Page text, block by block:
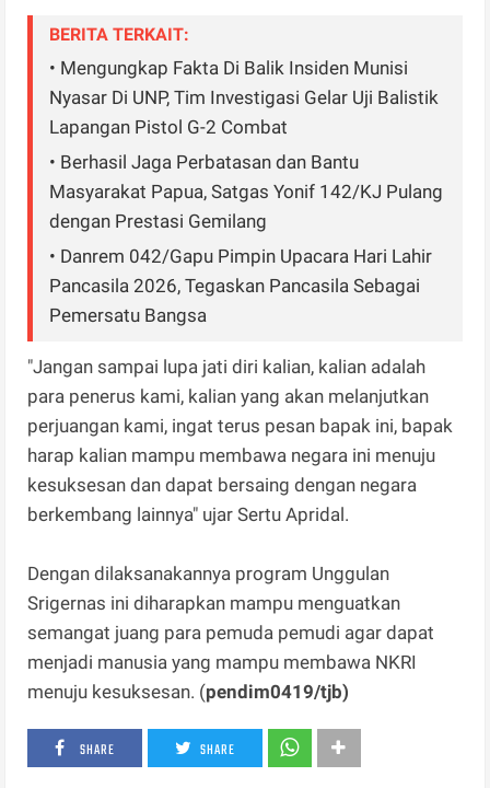
BERITA TERKAIT:
• Mengungkap Fakta Di Balik Insiden Munisi
Nyasar Di UNP, Tim Investigasi Gelar Uji Balistik
Lapangan Pistol G-2 Combat
• Berhasil Jaga Perbatasan dan Bantu
Masyarakat Papua, Satgas Yonif 142/KJ Pulang
dengan Prestasi Gemilang
• Danrem 042/Gapu Pimpin Upacara Hari Lahir
Pancasila 2026, Tegaskan Pancasila Sebagai
Pemersatu Bangsa
"Jangan sampai lupa jati diri kalian, kalian adalah
para penerus kami, kalian yang akan melanjutkan
perjuangan kami, ingat terus pesan bapak ini, bapak
harap kalian mampu membawa negara ini menuju
kesuksesan dan dapat bersaing dengan negara
berkembang lainnya" ujar Sertu Apridal.
Dengan dilaksanakannya program Unggulan
Srigernas ini diharapkan mampu menguatkan
semangat juang para pemuda pemudi agar dapat
menjadi manusia yang mampu membawa NKRI
menuju kesuksesan. (pendim0419/tjb)
SHARE SHARE